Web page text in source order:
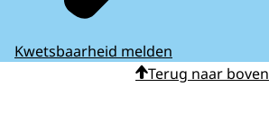
Kwetsbaarheid melden
Terug naar boven